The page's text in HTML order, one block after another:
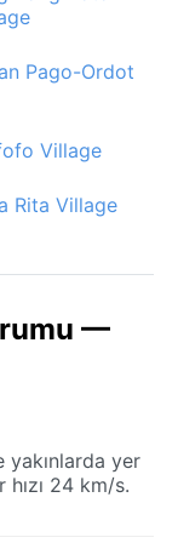
Pago-Ordot
Village
Village
—
yakınlarda yer
24 km/s.